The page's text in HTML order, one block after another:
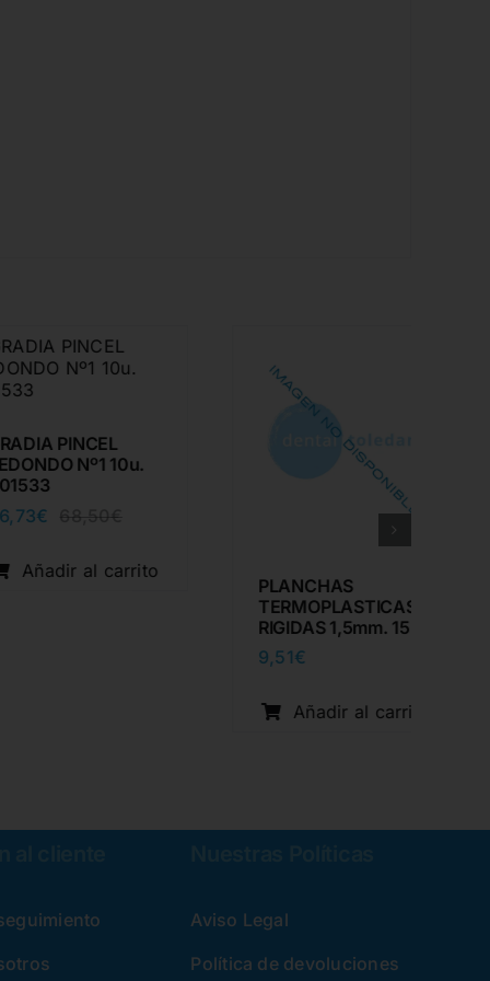
PINCEL
Nº1 10u.
68,50€El
original
El
actual
al carrito
PLANCHAS
TERMOPLASTICAS
RIGIDAS 1,5mm. 15u.
Añadir al carrito
Aviso Legal
Política de devoluciones